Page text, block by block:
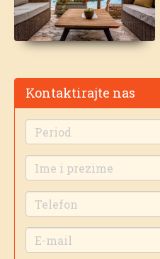
Kontaktirajte nas